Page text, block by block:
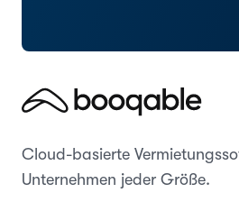
Cloud-basierte
Unternehmen jeder Größe.